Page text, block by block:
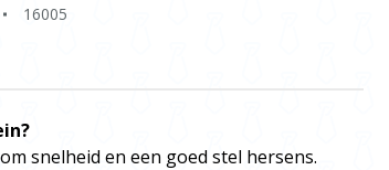
16005
snelheid en een goed stel hersens.